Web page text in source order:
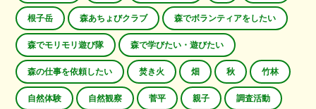
根子岳 森あちょびクラブ 森でボランティアをしたい
森でモリモリ遊び隊 森で学びたい・遊びたい
森の仕事を依頼したい 焚き火 畑 秋 竹林
自然体験 自然観察 菅平 親子 調査活動